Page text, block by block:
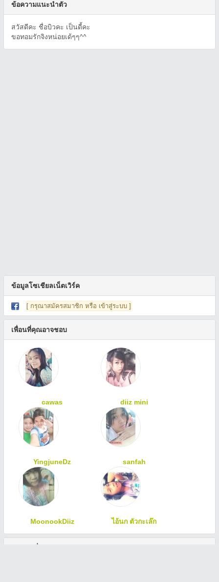
ข้อความแนะนำตัว
สวัสดีคะ ชื่อบิวคะ เป็นดี้คะ
ขอทอมรักจิงหน่อยเด้ๆๆ^^
ข้อมูลโซเชียลเน็ตเวิร์ค
[ กรุณาสมัครสมาชิก หรือ เข้าสู่ระบบ ]
เพื่อนที่คุณอาจชอบ
cawas diiz mini
YingjuneDz sanfah
MoonookDiiz ไอ้นก ตัวกะเล๊ก